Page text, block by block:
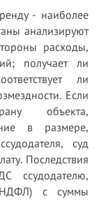
- наиболее
анализируют
расходы,
получает ли
ли
Если
объекта,
в размере,
суд
Последствия
ссудодателю,
с суммы